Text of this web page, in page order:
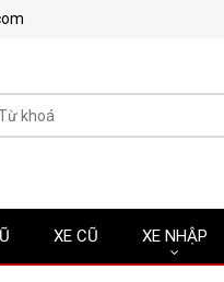
XE CŨ XE NHẬP